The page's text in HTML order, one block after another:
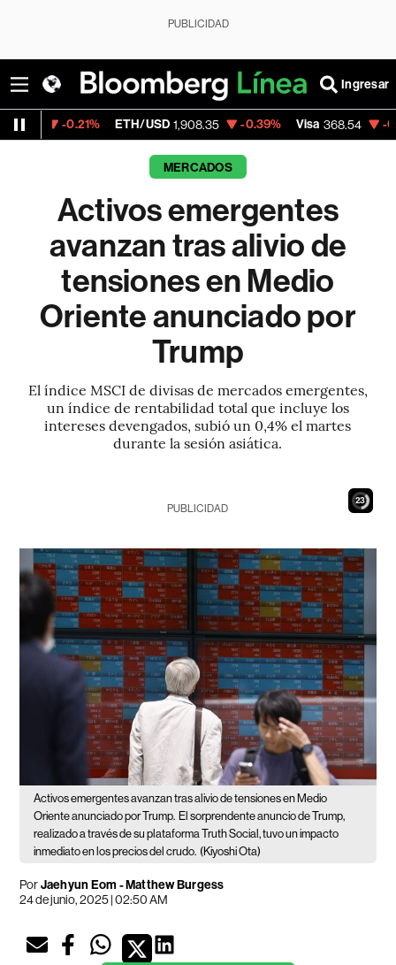
PUBLICIDAD
Ingresar
ETH/USD 1,908.35 -0.39% Visa 368.54 -0.28%
MERCADOS
Activos emergentes
avanzan tras alivio de
tensiones en Medio
Oriente anunciado por
Trump
El índice MSCI de divisas de mercados emergentes,
un índice de rentabilidad total que incluye los
intereses devengados, subió un 0,4% el martes
durante la sesión asiática.
22
PUBLICIDAD
Activos emergentes avanzan tras alivio de tensiones en Medio
Oriente anunciado por Trump. El sorprendente anuncio de Trump,
realizado a través de su plataforma Truth Social, tuvo un impacto
inmediato en los precios del crudo. (Kiyoshi Ota)
PorJaehyun Eom - Matthew Burgess
24 de junio, 2025 | 02:50 AM